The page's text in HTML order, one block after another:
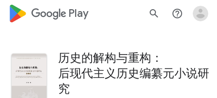
google_logo Play search help_outline
历史的解构与重构：
后现代主义历史编纂元小说研
究